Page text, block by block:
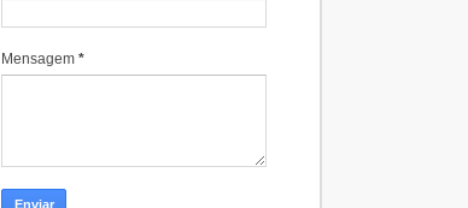
Mensagem *